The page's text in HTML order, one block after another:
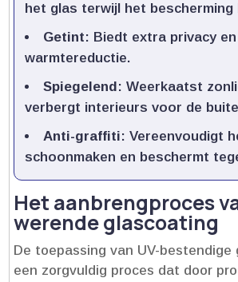
het glas terwijl het bescherming
Getint: Biedt extra privacy en
warmtereductie.​
Spiegelend: Weerkaatst
verbergt interieurs voor de
Anti-graffiti: Vereenvoudigt
schoonmaken en beschermt
Het aanbrengproces
werende glascoating
De toepassing van UV-bestendige
een zorgvuldig proces dat door